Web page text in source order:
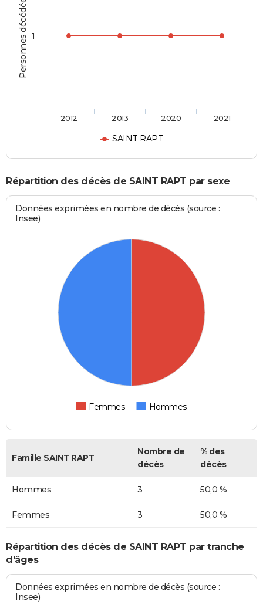
Personnes décédées
SAINT RAPT
2012 2013 2020 2021
1
Répartition des décès de SAINT RAPT par sexe
Données exprimées en nombre de décès (source :
Insee)
Femmes Hommes
Famille SAINT RAPT
Nombre de
décès
% des
décès
Hommes 3 50,0 %
Femmes 3 50,0 %
Répartition des décès de SAINT RAPT par tranche
d'âges
Données exprimées en nombre de décès (source :
Insee)